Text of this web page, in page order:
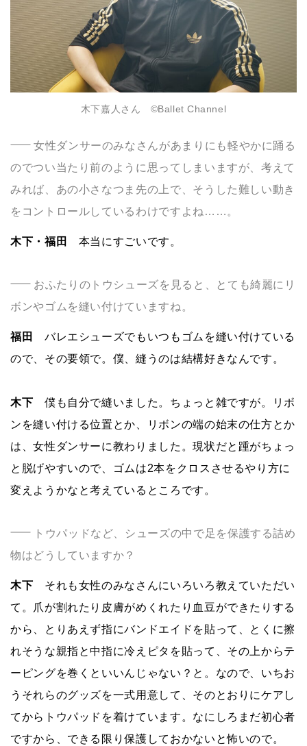
木下嘉人さん ©️Ballet Channel
女性ダンサーのみなさんがあまりにも軽やかに踊る
のでつい当たり前のように思ってしまいますが、考えて
みれば、あの小さなつま先の上で、そうした難しい動き
をコントロールしているわけですよね……。
木下・福田 本当にすごいです。
おふたりのトウシューズを見ると、とても綺麗にリ
ボンやゴムを縫い付けていますね。
福田
バレエシューズでもいつもゴムを縫い付けている
ので、その要領で。僕、縫うのは結構好きなんです。
木下 僕も自分で縫いました。ちょっと雑ですが。リボ
ンを縫い付ける位置とか、リボンの端の始末の仕方とか
は、女性ダンサーに教わりました。現状だと踵がちょっ
と脱げやすいので、ゴムは2本をクロスさせるやり方に
変えようかなと考えているところです。
トウパッドなど、シューズの中で足を保護する詰め
物はどうしていますか？
木下 それも女性のみなさんにいろいろ教えていただい
て。爪が割れたり皮膚がめくれたり血豆ができたりする
から、とりあえず指にバンドエイドを貼って、とくに擦
れそうな親指と中指に冷えピタを貼って、その上からテ
ーピングを巻くといいんじゃない？と。なので、いちお
うそれらのグッズを一式用意して、そのとおりにケアし
てからトウパッドを着けています。なにしろまだ初心者
ですから、できる限り保護しておかないと怖いので。